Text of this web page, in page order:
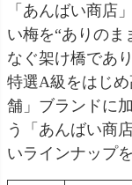
「あんばい商店
い梅を“ありのま
なぐ架け橋であ
特選A級をはじ
舗」ブランドに
う「あんばい商
いラインナップ